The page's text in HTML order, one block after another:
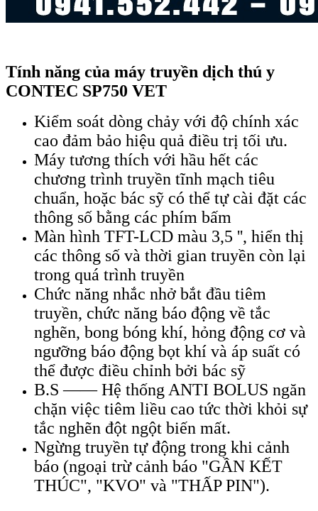
Tính năng của máy truyền dịch thú y
CONTEC SP750 VET
Kiểm soát dòng chảy với độ chính xác
cao đảm bảo hiệu quả điều trị tối ưu.
Máy tương thích với hầu hết các
chương trình truyền tĩnh mạch tiêu
chuẩn, hoặc bác sỹ có thể tự cài đặt các
thông số bằng các phím bấm
Màn hình TFT-LCD màu 3,5 '', hiển thị
các thông số và thời gian truyền còn lại
trong quá trình truyền
Chức năng nhắc nhở bắt đầu tiêm
truyền, chức năng báo động về tắc
nghẽn, bong bóng khí, hỏng động cơ và
ngưỡng báo động bọt khí và áp suất có
thể được điều chỉnh bởi bác sỹ
B.S —— Hệ thống ANTI BOLUS ngăn
chặn việc tiêm liều cao tức thời khỏi sự
tắc nghẽn đột ngột biến mất.
Ngừng truyền tự động trong khi cảnh
báo (ngoại trừ cảnh báo "GẦN KẾT
THÚC", "KVO" và "THẤP PIN").